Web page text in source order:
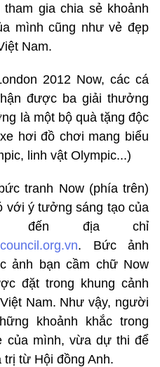
gia chia sẻ khoảnh
mình cũng như vẻ đẹp
Nam.
2012 Now, các cá
được ba giải thưởng
là một bộ quà tặng độc
hơi đồ chơi mang biểu
linh vật Olympic...)
tranh Now (phía trên)
với ý tưởng sáng tạo của
đến địa chỉ
. Bức ảnh
ảnh bạn cầm chữ Now
đặt trong khung cảnh
Nam. Như vậy, người
khoảnh khắc trong
của mình, vừa dự thi để
từ Hội đồng Anh.